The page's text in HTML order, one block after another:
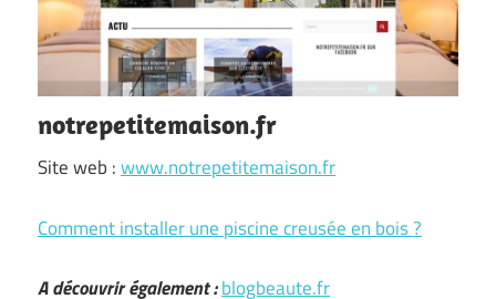
notrepetitemaison.fr
Site web :www.notrepetitemaison.fr
Comment installer une piscine creusée en bois ?
A découvrir également :blogbeaute.fr